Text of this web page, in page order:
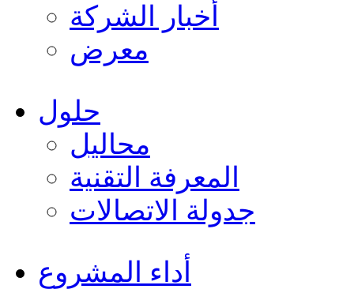
أخبار الشركة
معرض
حلول
محاليل
المعرفة التقنية
جدولة الاتصالات
أداء المشروع